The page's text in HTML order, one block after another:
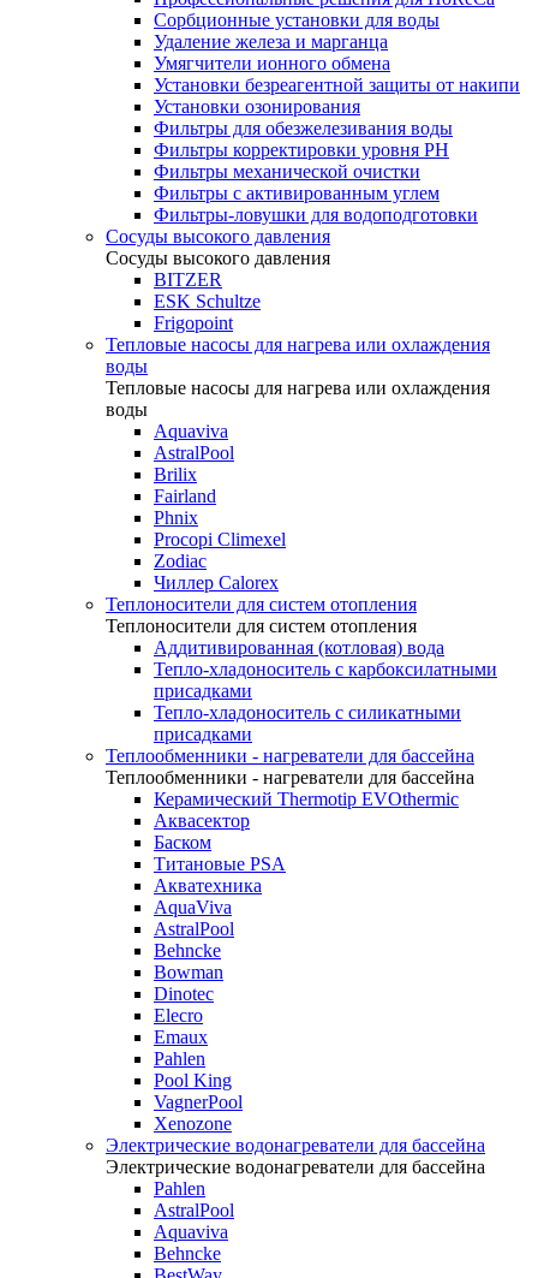
Сорбционные установки для воды
Удаление железа и марганца
Умягчители ионного обмена
Установки безреагентной защиты от накипи
Установки озонирования
Фильтры для обезжелезивания воды
Фильтры корректировки уровня PH
Фильтры механической очистки
Фильтры с активированным углем
Фильтры-ловушки для водоподготовки
Сосуды высокого давления
Сосуды высокого давления
BITZER
ESK Schultze
Frigopoint
Тепловые насосы для нагрева или охлаждения
воды
Тепловые насосы для нагрева или охлаждения
воды
Aquaviva
AstralPool
Brilix
Fairland
Phnix
Procopi Climexel
Zodiac
Чиллер Calorex
Теплоносители для систем отопления
Теплоносители для систем отопления
Аддитивированная (котловая) вода
Тепло-хладоноситель с карбоксилатными
присадками
Тепло-хладоноситель с силикатными
присадками
Теплообменники - нагреватели для бассейна
Теплообменники - нагреватели для бассейна
Керамический Thermotip EVOthermic
Аквасектор
Баском
Титановые PSA
Акватехника
AquaViva
AstralPool
Behncke
Bowman
Dinotec
Elecro
Emaux
Pahlen
Pool King
VagnerPool
Xenozone
Электрические водонагреватели для бассейна
Электрические водонагреватели для бассейна
Pahlen
AstralPool
Aquaviva
Behncke